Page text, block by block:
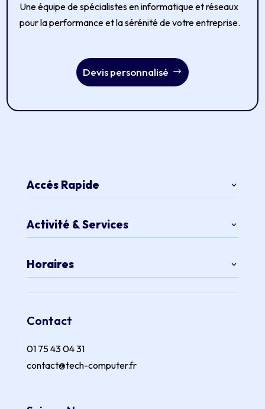
Une équipe de spécialistes en informatique et réseaux
pour la performance et la sérénité de votre entreprise.
Devis personnalisé
Accés Rapide
Activité & Services
Horaires
Contact
01 75 43 04 31
contact@tech-computer.fr